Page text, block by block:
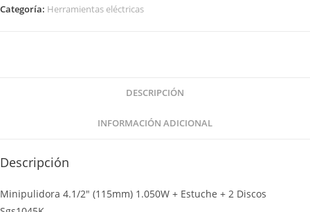
Categoría: Herramientas eléctricas
DESCRIPCIÓN
INFORMACIÓN ADICIONAL
Descripción
Minipulidora 4.1/2″ (115mm) 1.050W + Estuche + 2 Discos